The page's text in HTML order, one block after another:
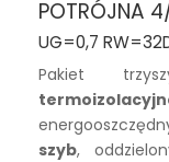
POTRÓJNA
UG=0,7
Pakiet
szyb,